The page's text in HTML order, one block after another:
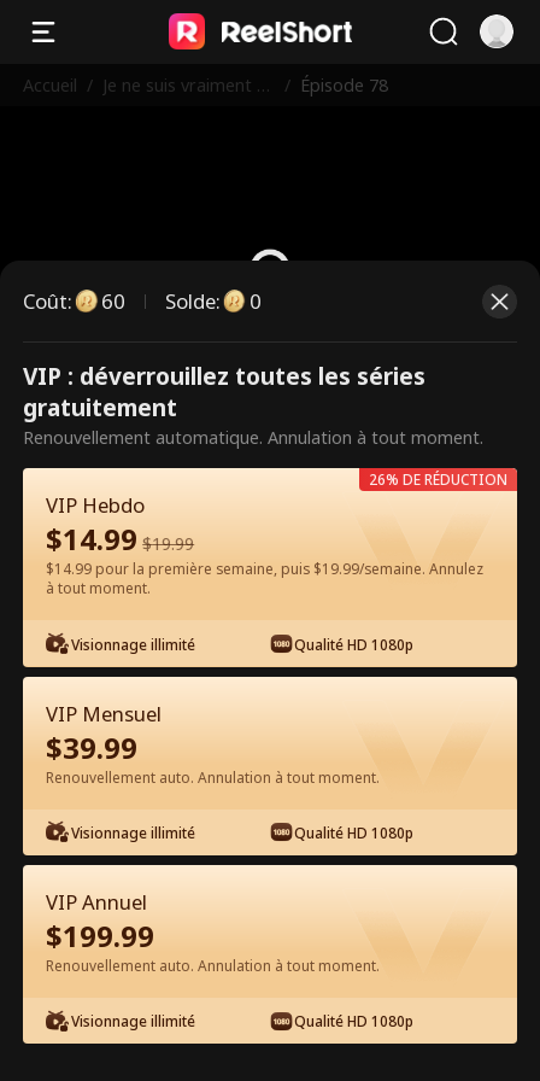
Accueil / Je ne suis vraiment p
/ Épisode 78
Ce sont des épisodes payants.
Débloquez pour regarder.
Regarder gratuitement sur l'App
Épisode 78 - Je ne suis vraiment pas
un immortel Film complet
Alias du drama :
1-50 51-80 Tous les épisodes
76 77 78 79
Coût: 60 Solde: 0
VIP : déverrouillez toutes les séries
gratuitement
Renouvellement automatique. Annulation à tout moment.
VIP Hebdo
$14.99 $19.99
$14.99 pour la première semaine, puis $19.99/semaine. Annulez
à tout moment.
Visionnage illimité Qualité HD 1080p
26% DE RÉDUCTION
VIP Mensuel
$39.99
Renouvellement auto. Annulation à tout moment.
Visionnage illimité Qualité HD 1080p
VIP Annuel
$199.99
Renouvellement auto. Annulation à tout moment.
Visionnage illimité Qualité HD 1080p